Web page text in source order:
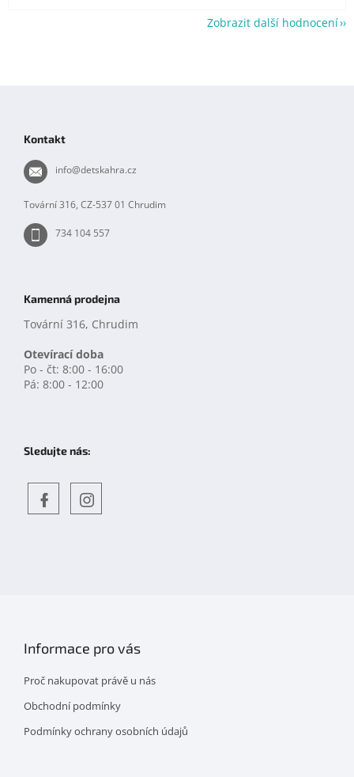
Zobrazit další hodnocení
Kontakt
info@detskahra.cz
Tovární 316, CZ-537 01 Chrudim
734 104 557
Kamenná prodejna
Tovární 316, Chrudim
Otevírací doba
Po - čt: 8:00 - 16:00
Pá: 8:00 - 12:00
Sledujte nás:
Informace pro vás
Proč nakupovat právě u nás
Obchodní podmínky
Podmínky ochrany osobních údajů